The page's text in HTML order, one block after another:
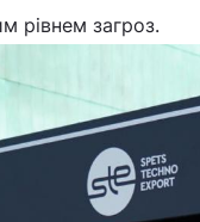
рівнем загроз.